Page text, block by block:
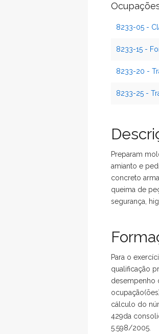
8233-05 -
8233-15 -
8233-20 -
8233-25 -
Preparam
amianto e
concreto
queima de
segurança,
Para o
qualificação
desempenho
cálculo do
429da
5.598/2005.